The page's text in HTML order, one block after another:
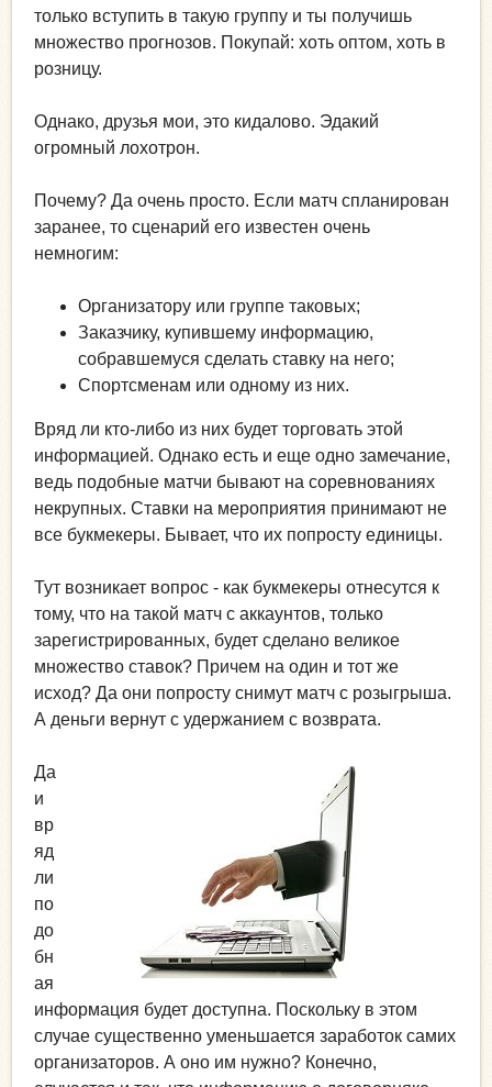
только вступить в такую группу и ты получишь
множество прогнозов. Покупай: хоть оптом, хоть в
розницу.
Однако, друзья мои, это кидалово. Эдакий
огромный лохотрон.
Почему? Да очень просто. Если матч спланирован
заранее, то сценарий его известен очень
немногим:
Организатору или группе таковых;
Заказчику, купившему информацию,
собравшемуся сделать ставку на него;
Спортсменам или одному из них.
Вряд ли кто-либо из них будет торговать этой
информацией. Однако есть и еще одно замечание,
ведь подобные матчи бывают на соревнованиях
некрупных. Ставки на мероприятия принимают не
все букмекеры. Бывает, что их попросту единицы.
Тут возникает вопрос - как букмекеры отнесутся к
тому, что на такой матч с аккаунтов, только
зарегистрированных, будет сделано великое
множество ставок? Причем на один и тот же
исход? Да они попросту снимут матч с розыгрыша.
А деньги вернут с удержанием с возврата.
Да
и
вр
яд
ли
по
до
бн
ая
информация будет доступна. Поскольку в этом
случае существенно уменьшается заработок самих
организаторов. А оно им нужно? Конечно,